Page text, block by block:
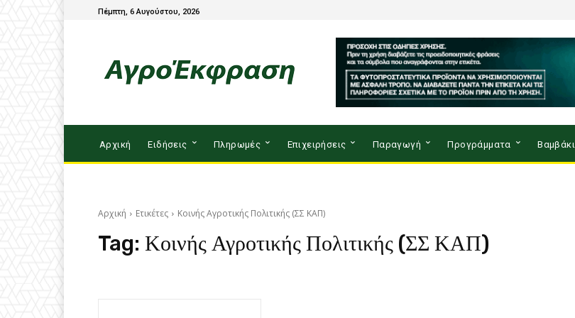
Πέμπτη, 6 Αυγούστου, 2026
Αρχική Ειδήσεις Πληρωμές Επιχειρήσεις Παραγωγή Προγράμματα Βαμβάκι
Αρχική Ετικέτες Κοινής Αγροτικής Πολιτικής (ΣΣ ΚΑΠ)
Tag: Κοινής Αγροτικής Πολιτικής (ΣΣ ΚΑΠ)